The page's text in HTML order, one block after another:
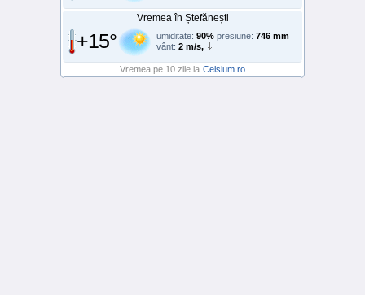
Vremea în Ștefănești
+15° umiditate: 90% presiune: 746 mm
vânt: 2 m/s,
Vremea pe 10 zile la Celsium.ro